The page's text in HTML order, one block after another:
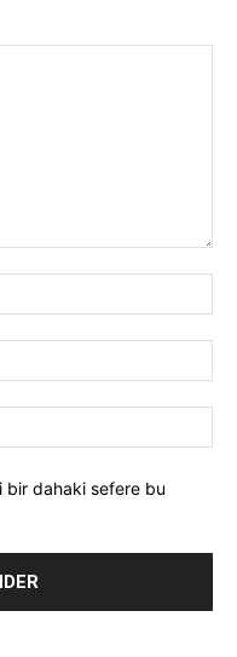
bir dahaki sefere bu